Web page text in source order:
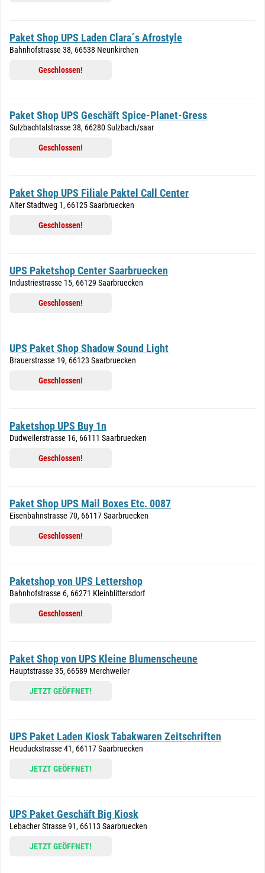
Paket Shop UPS Laden Clara´s Afrostyle
Bahnhofstrasse 38, 66538 Neunkirchen
Geschlossen!
Paket Shop UPS Geschäft Spice-Planet-Gress
Sulzbachtalstrasse 38, 66280 Sulzbach/saar
Geschlossen!
Paket Shop UPS Filiale Paktel Call Center
Alter Stadtweg 1, 66125 Saarbruecken
Geschlossen!
UPS Paketshop Center Saarbruecken
Industriestrasse 15, 66129 Saarbruecken
Geschlossen!
UPS Paket Shop Shadow Sound Light
Brauerstrasse 19, 66123 Saarbruecken
Geschlossen!
Paketshop UPS Buy 1n
Dudweilerstrasse 16, 66111 Saarbruecken
Geschlossen!
Paket Shop UPS Mail Boxes Etc. 0087
Eisenbahnstrasse 70, 66117 Saarbruecken
Geschlossen!
Paketshop von UPS Lettershop
Bahnhofstrasse 6, 66271 Kleinblittersdorf
Geschlossen!
Paket Shop von UPS Kleine Blumenscheune
Hauptstrasse 35, 66589 Merchweiler
JETZT GEÖFFNET!
UPS Paket Laden Kiosk Tabakwaren Zeitschriften
Heuduckstrasse 41, 66117 Saarbruecken
JETZT GEÖFFNET!
UPS Paket Geschäft Big Kiosk
Lebacher Strasse 91, 66113 Saarbruecken
JETZT GEÖFFNET!